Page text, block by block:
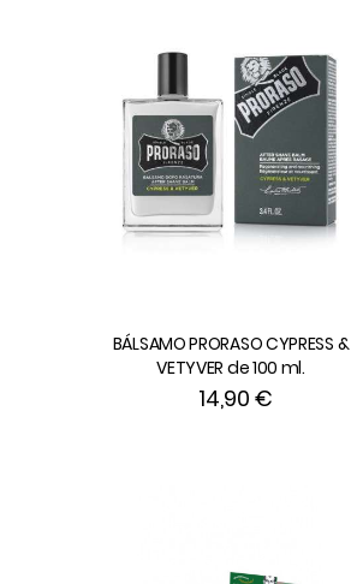
BÁLSAMO PRORASO CYPRESS &
VETYVER de 100 ml.
14,90 €